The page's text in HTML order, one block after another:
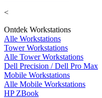
<
Ontdek Workstations
Alle Workstations
Tower Workstations
Alle Tower Workstations
Dell Precision / Dell Pro Max
Mobile Workstations
Alle Mobile Workstations
HP ZBook